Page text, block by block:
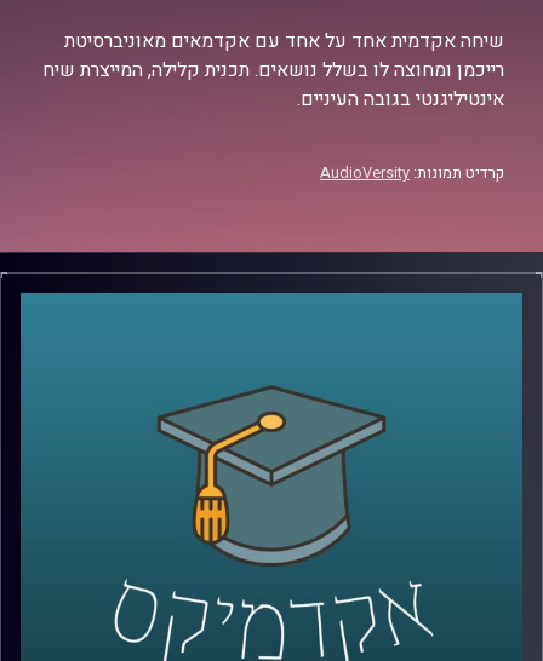
שיחה אקדמית אחד על אחד עם אקדמאים מאוניברסיטת
רייכמן ומחוצה לו בשלל נושאים. תכנית קלילה, המייצרת שיח
אינטיליגנטי בגובה העיניים.
קרדיט תמונות: AudioVersity